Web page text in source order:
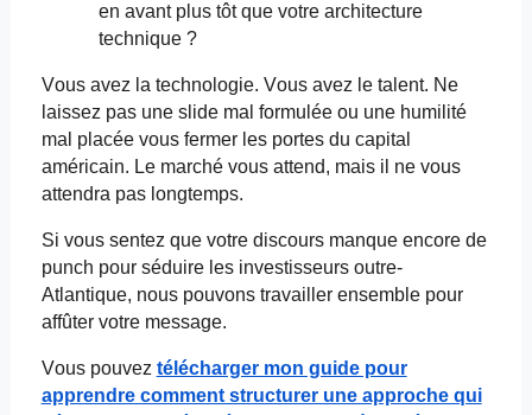
en avant plus tôt que votre architecture
technique ?
Vous avez la technologie. Vous avez le talent. Ne
laissez pas une slide mal formulée ou une humilité
mal placée vous fermer les portes du capital
américain. Le marché vous attend, mais il ne vous
attendra pas longtemps.
Si vous sentez que votre discours manque encore de
punch pour séduire les investisseurs outre-
Atlantique, nous pouvons travailler ensemble pour
affûter votre message.
Vous pouvez télécharger mon guide pour
apprendre comment structurer une approche qui